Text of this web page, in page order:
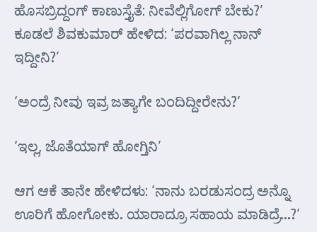
ಹೊಸಬ್ರಿದ್ದಂಗ್ ಕಾಣುಸ್ತೈತೆ: ನೀವೆಲ್ಲಿಗೋಗ್ ಬೇಕು?’
ಕೂಡಲೆ ಶಿವಕುಮಾರ್ ಹೇಳಿದ: ‘ಪರವಾಗಿಲ್ಲ ನಾನ್
ಇದ್ದೀನಿ?’
‘ಅಂದ್ರೆ ನೀವು ಇವ್ರ ಜತ್ಯಾಗೇ ಬಂದಿದ್ದೀರೇನು?’
‘ಇಲ್ಲ, ಜೊತೆಯಾಗ್ ಹೋಗ್ತಿನಿ’
ಆಗ ಆಕೆ ತಾನೇ ಹೇಳಿದಳು: ‘ನಾನು ಬರಡುಸಂದ್ರ ಅನ್ನೊ
ಊರಿಗೆ ಹೋಗೋಕು. ಯಾರಾದ್ರೂ ಸಹಾಯ ಮಾಡಿದ್ರೆ…?’